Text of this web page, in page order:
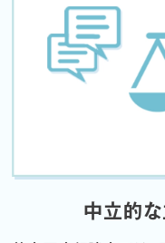
中立的